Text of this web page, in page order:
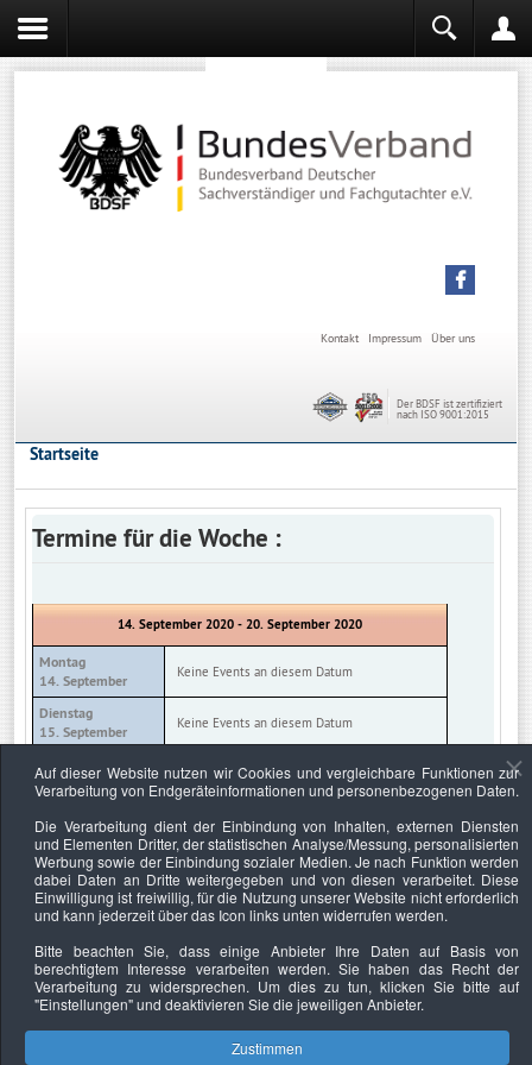
Über uns
Impressum
Kontakt
Der BDSF ist zertifiziert
nach ISO 9001:2015
Startseite
Termine für die Woche :
14. September 2020 - 20. September 2020
Montag
14. September
Keine Events an diesem Datum
Dienstag
15. September
Keine Events an diesem Datum
Mittwoch
16. September
Keine Events an diesem Datum
17. September
Keine Events an diesem Datum
Freitag
18. September
Keine Events an diesem Datum
Samstag
Sonntag
20. September
Keine Events an diesem Datum
Auf dieser Website nutzen wir Cookies und vergleichbare Funktionen zur
Verarbeitung von Endgeräteinformationen und personenbezogenen Daten.
Die Verarbeitung dient der Einbindung von Inhalten, externen Diensten
und Elementen Dritter, der statistischen Analyse/Messung, personalisierten
Werbung sowie der Einbindung sozialer Medien. Je nach Funktion werden
dabei Daten an Dritte weitergegeben und von diesen verarbeitet. Diese
Einwilligung ist freiwillig, für die Nutzung unserer Website nicht erforderlich
und kann jederzeit über das Icon links unten widerrufen werden.
Bitte beachten Sie, dass einige Anbieter Ihre Daten auf Basis von
berechtigtem Interesse verarbeiten werden. Sie haben das Recht der
Verarbeitung zu widersprechen. Um dies zu tun, klicken Sie bitte auf
"Einstellungen"und deaktivieren Sie die jeweiligen Anbieter.
Zustimmen